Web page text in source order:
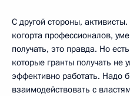
С другой стороны,
когорта профессионалов,
получать, это правда. Но
которые гранты получать не
эффективно работать. Надо
взаимодействовать с